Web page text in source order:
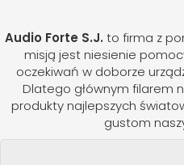
Audio Forte S.J. to firma z
misją jest niesienie
oczekiwań w doborze
Dlatego głównym filarem
produkty najlepszych
gustom